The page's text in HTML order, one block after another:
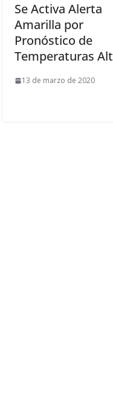
Se Activa Alerta
Amarilla por
Pronóstico de
Temperaturas
13 de marzo de 2020